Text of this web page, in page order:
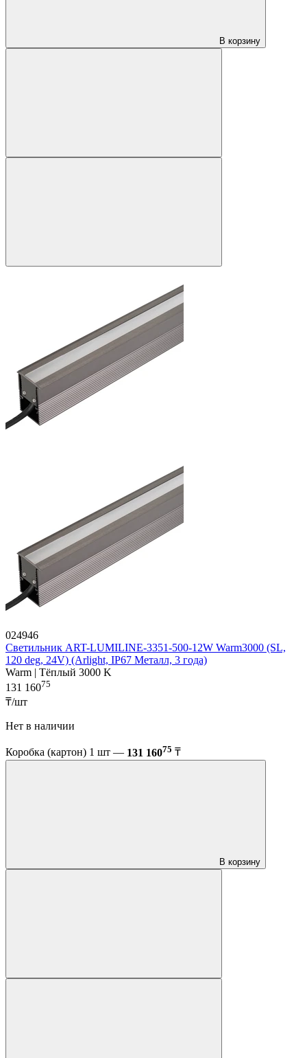
В корзину
024946
Светильник ART-LUMILINE-3351-500-12W Warm3000 (SL,
120 deg, 24V) (Arlight, IP67 Металл, 3 года)
Warm | Тёплый 3000 K
131 16075
₸/шт
Нет в наличии
Коробка (картон) 1 шт — 131 16075 ₸
В корзину